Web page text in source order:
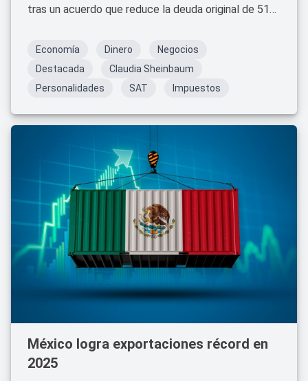
tras un acuerdo que reduce la deuda original de 51
litigios fiscales.
Economía Dinero
Negocios
Destacada
Claudia Sheinbaum
Personalidades
SAT Impuestos
México logra exportaciones récord en
2025